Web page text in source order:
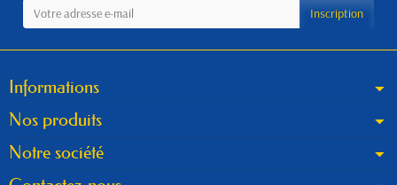
Informations
Nos produits
Notre société